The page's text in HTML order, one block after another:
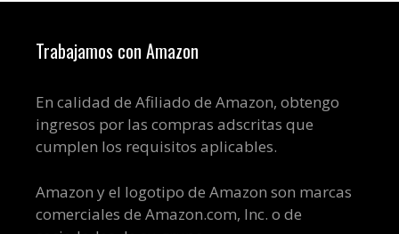
Trabajamos con Amazon
En calidad de Afiliado de Amazon, obtengo
ingresos por las compras adscritas que
cumplen los requisitos aplicables.
Amazon y el logotipo de Amazon son marcas
comerciales de Amazon.com, Inc. o de